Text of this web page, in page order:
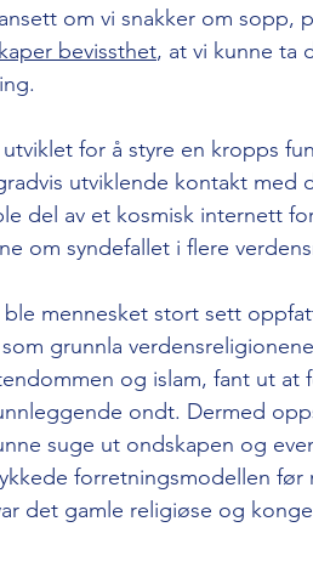
om vi snakker om sopp,
bevissthet, at vi kunne ta
for å styre en kropps
utviklende kontakt med
del av et kosmisk internett
om syndefallet i flere
mennesket stort sett
grunnla
og islam, fant ut
ondt. Dermed
suge ut ondskapen og
forretningsmodellen før
det gamle religiøse og